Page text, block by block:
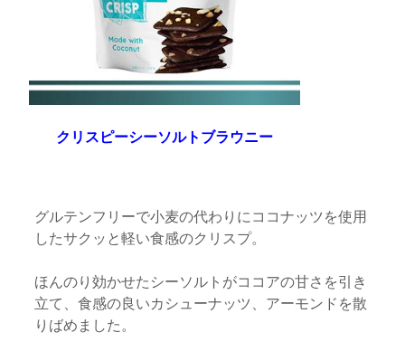
クリスピーシーソルトブラウニー
グルテンフリーで小麦の代わりにココナッツを使用
したサクッと軽い食感のクリスプ。
ほんのり効かせたシーソルトがココアの甘さを引き
立て、食感の良いカシューナッツ、アーモンドを散
りばめました。